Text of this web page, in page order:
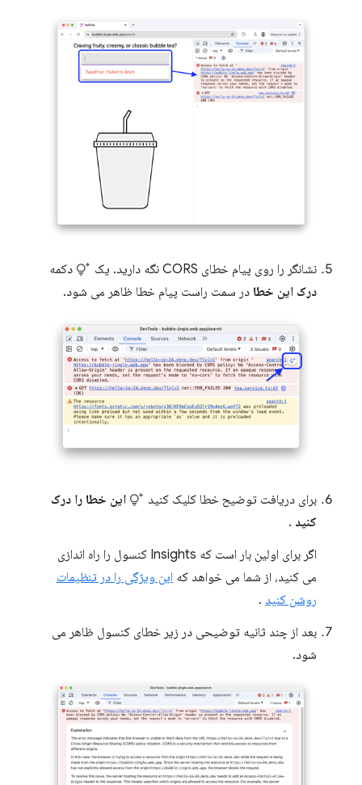
نشانگر را روی پیام خطای CORS نگه دارید. یک
دکمه
درک این خطا در سمت راست پیام خطا ظاهر می شود.
برای دریافت توضیح خطا کلیک کنید
این خطا را درک
کنید .
اگر برای اولین بار است که Insights کنسول را راه اندازی
می کنید، از شما می خواهد که این ویژگی را در تنظیمات
روشن کنید .
بعد از چند ثانیه توضیحی در زیر خطای کنسول ظاهر می
شود.